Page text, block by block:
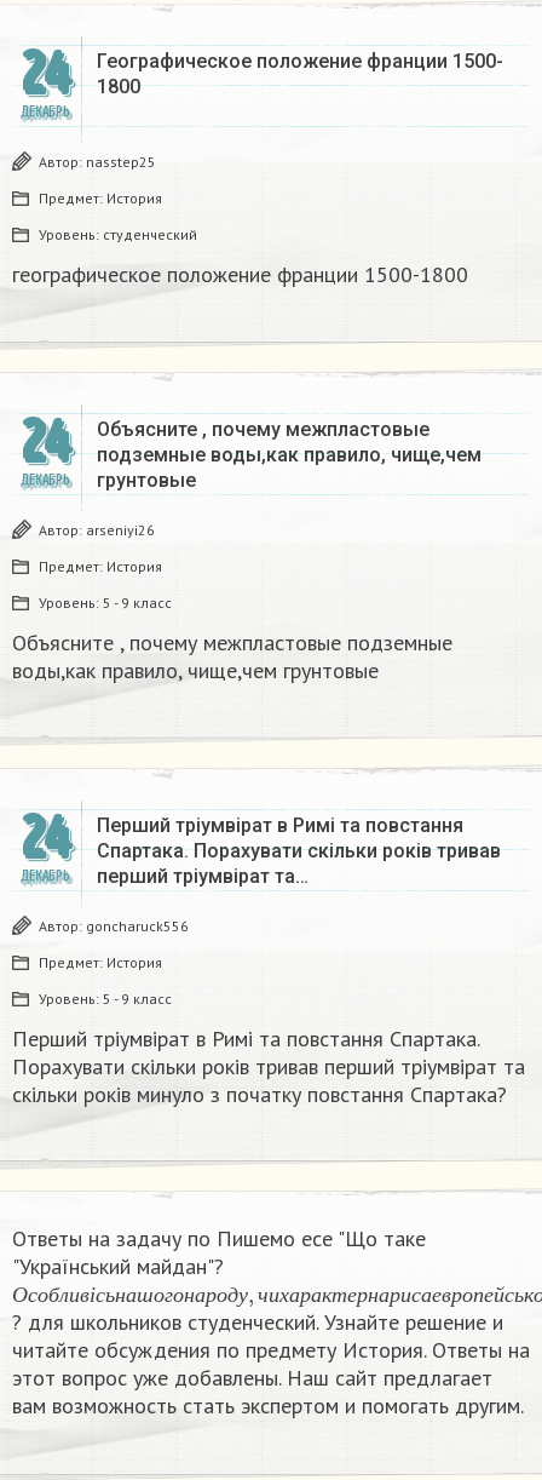
24
ДЕКАБРЬ
Географическое положение франции 1500-
1800​
Автор: nasstep25
Предмет: История
Уровень: студенческий
географическое положение франции 1500-1800​
24
ДЕКАБРЬ
Объясните , почему межпластовые
подземные воды,как правило, чище,чем
грунтовые​
Автор: arseniyi26
Предмет: История
Уровень: 5 - 9 класс
Объясните , почему межпластовые подземные
воды,как правило, чище,чем грунтовые​
24
ДЕКАБРЬ
Перший тріумвірат в Римі та повстання
Спартака. Порахувати скільки років тривав
перший тріумвірат та…
Автор: goncharuck556
Предмет: История
Уровень: 5 - 9 класс
Перший тріумвірат в Римі та повстання Спартака.
Порахувати скільки років тривав перший тріумвірат та
скільки років минуло з початку повстання Спартака?
Ответы на задачу по Пишемо есе "Що таке
"Український майдан"?
О с о бл и в і с ьн а ш о г о н а р о д у ч ихарактернар исаевр опе йськ
Особливісьн ашогона р о пе
? для школьников студенческий. Узнайте решение и
читайте обсуждения по предмету История. Ответы на
этот вопрос уже добавлены. Наш сайт предлагает
вам возможность стать экспертом и помогать другим.